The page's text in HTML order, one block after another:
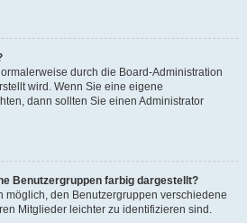
durch die Board-Administration
wird. Wenn Sie eine eigene
dann sollten Sie einen Administrator
Benutzergruppen farbig dargestellt?
möglich, den Benutzergruppen verschiedene
Mitglieder leichter zu identifizieren sind.